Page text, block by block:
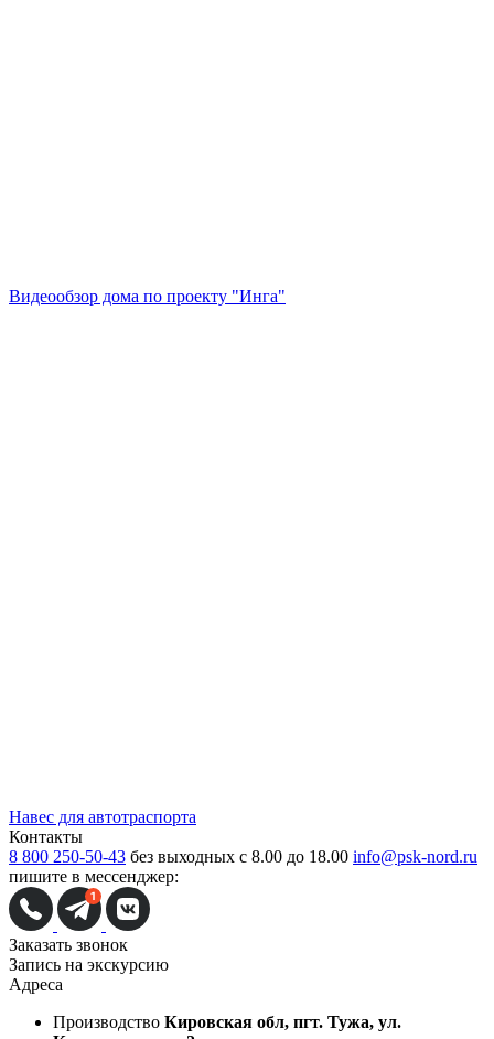
Видеообзор дома по проекту "Инга"
Навес для автотраспорта
Контакты
8 800 250-50-43 без выходных с 8.00 до 18.00 info@psk-nord.ru
пишите в мессенджер:
Заказать звонок
Запись на экскурсию
Адреса
Производство Кировская обл, пгт. Тужа, ул.